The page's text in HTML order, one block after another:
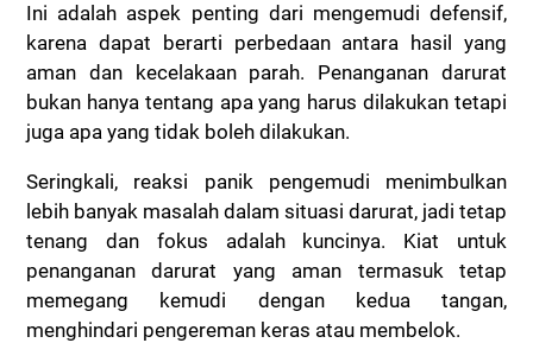
Ini adalah aspek penting dari mengemudi defensif,
karena dapat berarti perbedaan antara hasil yang
aman dan kecelakaan parah. Penanganan darurat
bukan hanya tentang apa yang harus dilakukan tetapi
juga apa yang tidak boleh dilakukan.
Seringkali, reaksi panik pengemudi menimbulkan
lebih banyak masalah dalam situasi darurat, jadi tetap
tenang dan fokus adalah kuncinya. Kiat untuk
penanganan darurat yang aman termasuk tetap
memegang kemudi dengan kedua tangan,
menghindari pengereman keras atau membelok.